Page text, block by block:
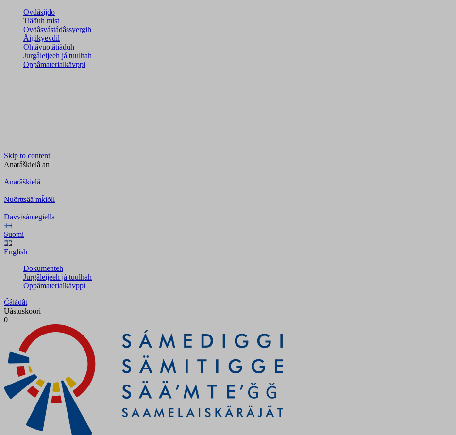
Ovdâsijđo
Tiäđuh mist
Ovdâsvástádâssyergih
Äigikyevdil
Ohtâvuotâtiäđuh
Jurgâleijeeh já tuulhah
Oppâmaterialkävppi
Skip to content
Anarâškielâ an
Anarâškielâ
Nuõrttsääʹmǩiõll
Davvisámegiella
Suomi
English
Dokumenteh
Jurgâleijeeh já tuulhah
Oppâmaterialkävppi
Čáládât
Uástuskoori
0